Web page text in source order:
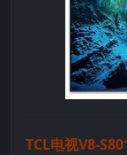
TCL电视V8-